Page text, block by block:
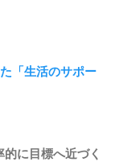
「生活のサポー
的に目標へ近づく